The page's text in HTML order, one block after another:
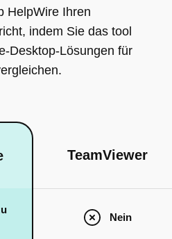
HelpWire Ihren
indem Sie das tool
Desktop-Lösungen für
TeamViewer
Nein